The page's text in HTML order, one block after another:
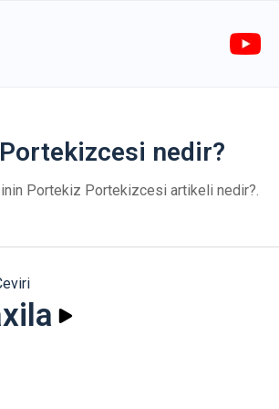
nedir?
Portekiz Portekizcesi artikeli nedir?.